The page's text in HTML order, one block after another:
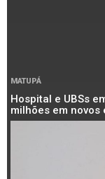
MATUPÁ
Hospital e UBSs
milhões em novos